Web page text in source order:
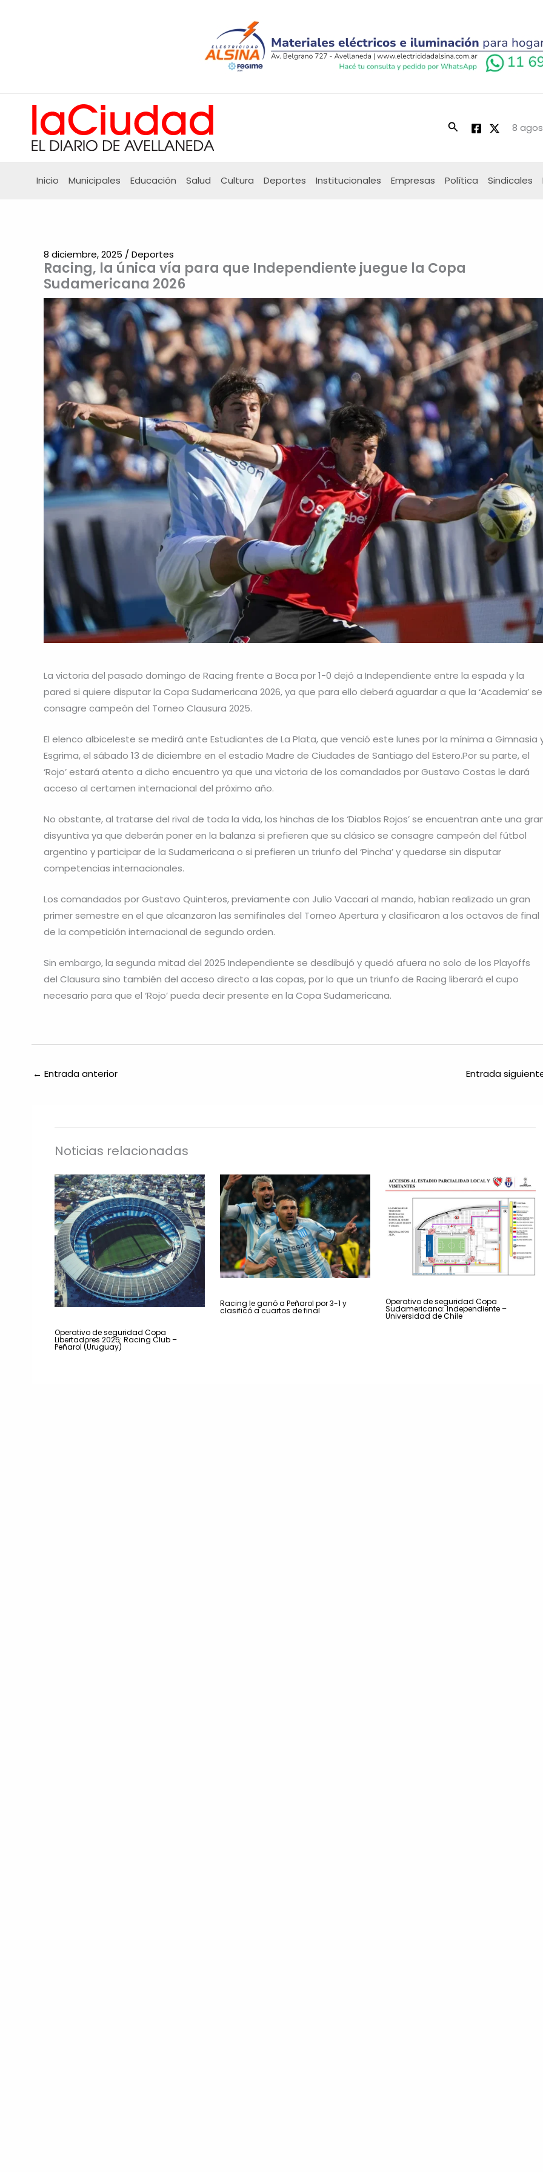
Buscar 8
Inicio Municipales Educación Salud Cultura Deportes Institucionales Empresas Política Sindicales
Racing, la única vía para que Independiente juegue la Copa
Sudamericana 2026
8 diciembre, 2025 / Deportes
La victoria del pasado domingo de Racing frente a Boca por 1-0 dejó a Independiente entre la espada y la
pared si quiere disputar la Copa Sudamericana 2026, ya que para ello deberá aguardar a que la ‘Academia’ se
consagre campeón del Torneo Clausura 2025.
El elenco albiceleste se medirá ante Estudiantes de La Plata, que venció este lunes por la mínima a Gimnasia
Esgrima, el sábado 13 de diciembre en el estadio Madre de Ciudades de Santiago del Estero.Por su parte, el
‘Rojo’ estará atento a dicho encuentro ya que una victoria de los comandados por Gustavo Costas le dará
acceso al certamen internacional del próximo año.
No obstante, al tratarse del rival de toda la vida, los hinchas de los ‘Diablos Rojos’ se encuentran ante una
disyuntiva ya que deberán poner en la balanza si prefieren que su clásico se consagre campeón del fútbol
argentino y participar de la Sudamericana o si prefieren un triunfo del ‘Pincha’ y quedarse sin disputar
competencias internacionales.
Los comandados por Gustavo Quinteros, previamente con Julio Vaccari al mando, habían realizado un gran
primer semestre en el que alcanzaron las semifinales del Torneo Apertura y clasificaron a los octavos de final
de la competición internacional de segundo orden.
Sin embargo, la segunda mitad del 2025 Independiente se desdibujó y quedó afuera no solo de los Playoffs
del Clausura sino también del acceso directo a las copas, por lo que un triunfo de Racing liberará el cupo
necesario para que el ‘Rojo’ pueda decir presente en la Copa Sudamericana.
← Entrada anterior Entrada
Noticias relacionadas
Operativo de seguridad Copa
Libertadores 2025: Racing Club –
Peñarol (Uruguay)
Racing le ganó a Peñarol por 3-1 y
clasificó a cuartos de final
Operativo de seguridad Copa
Sudamericana: Independiente –
Universidad de Chile